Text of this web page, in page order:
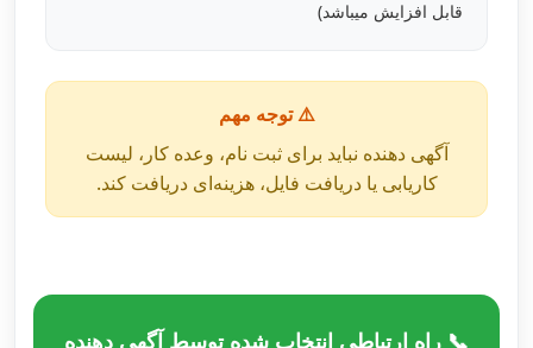
قابل افزایش میباشد)
⚠️ توجه مهم
آگهی دهنده نباید برای ثبت نام، وعده کار، لیست
کاریابی یا دریافت فایل، هزینه‌ای دریافت کند.
📞 راه ارتباطی انتخاب شده توسط آگهی دهنده